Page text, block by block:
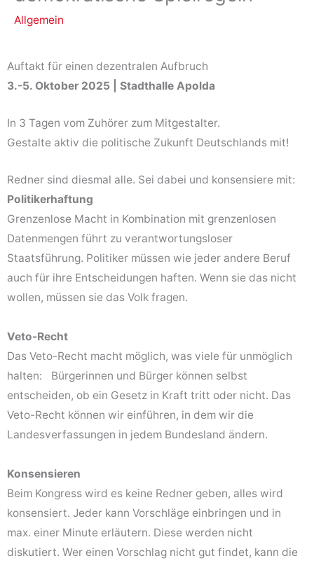
Allgemein
Auftakt für einen dezentralen Aufbruch
3.-5. Oktober 2025 | Stadthalle Apolda
In 3 Tagen vom Zuhörer zum Mitgestalter.
Gestalte aktiv die politische Zukunft Deutschlands mit!
Redner sind diesmal alle. Sei dabei und konsensiere mit:
Politikerhaftung
Grenzenlose Macht in Kombination mit grenzenlosen
Datenmengen führt zu verantwortungsloser
Staatsführung. Politiker müssen wie jeder andere Beruf
auch für ihre Entscheidungen haften. Wenn sie das nicht
wollen, müssen sie das Volk fragen.
Veto-Recht
Das Veto-Recht macht möglich, was viele für unmöglich
halten: Bürgerinnen und Bürger können selbst
entscheiden, ob ein Gesetz in Kraft tritt oder nicht. Das
Veto-Recht können wir einführen, in dem wir die
Landesverfassungen in jedem Bundesland ändern.
Konsensieren
Beim Kongress wird es keine Redner geben, alles wird
konsensiert. Jeder kann Vorschläge einbringen und in
max. einer Minute erläutern. Diese werden nicht
diskutiert. Wer einen Vorschlag nicht gut findet, kann die